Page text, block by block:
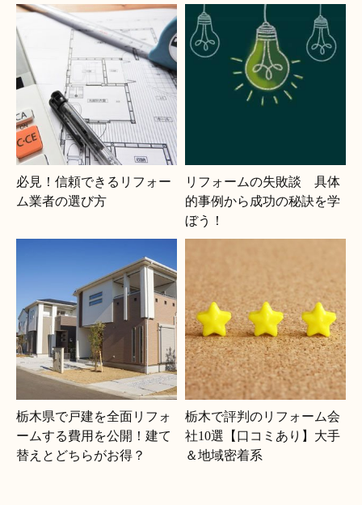
必見！信頼できるリフォー
ム業者の選び方
リフォームの失敗談 具体
的事例から成功の秘訣を学
ぼう！
栃木県で戸建を全面リフォ
ームする費用を公開！建て
替えとどちらがお得？
栃木で評判のリフォーム会
社10選【口コミあり】大手
＆地域密着系